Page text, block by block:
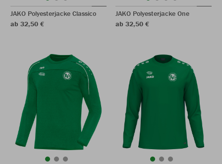
JAKO Polyesterjacke Classico
ab 32,50 €
JAKO Polyesterjacke One
ab 32,50 €